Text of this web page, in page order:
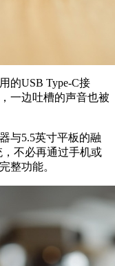
的USB Type-C接
一边吐槽的声音也被
与5.5英寸平板的融
不必再通过手机或
整功能。